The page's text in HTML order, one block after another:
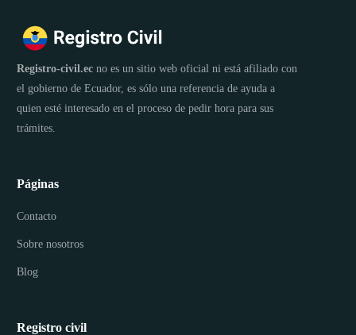
Registro-civil.ec no es un sitio web oficial ni está afiliado con
el gobierno de Ecuador, es sólo una referencia de ayuda a
quien esté interesado en el proceso de pedir hora para sus
trámites.
Páginas
Contacto
Sobre nosotros
Blog
Registro civil